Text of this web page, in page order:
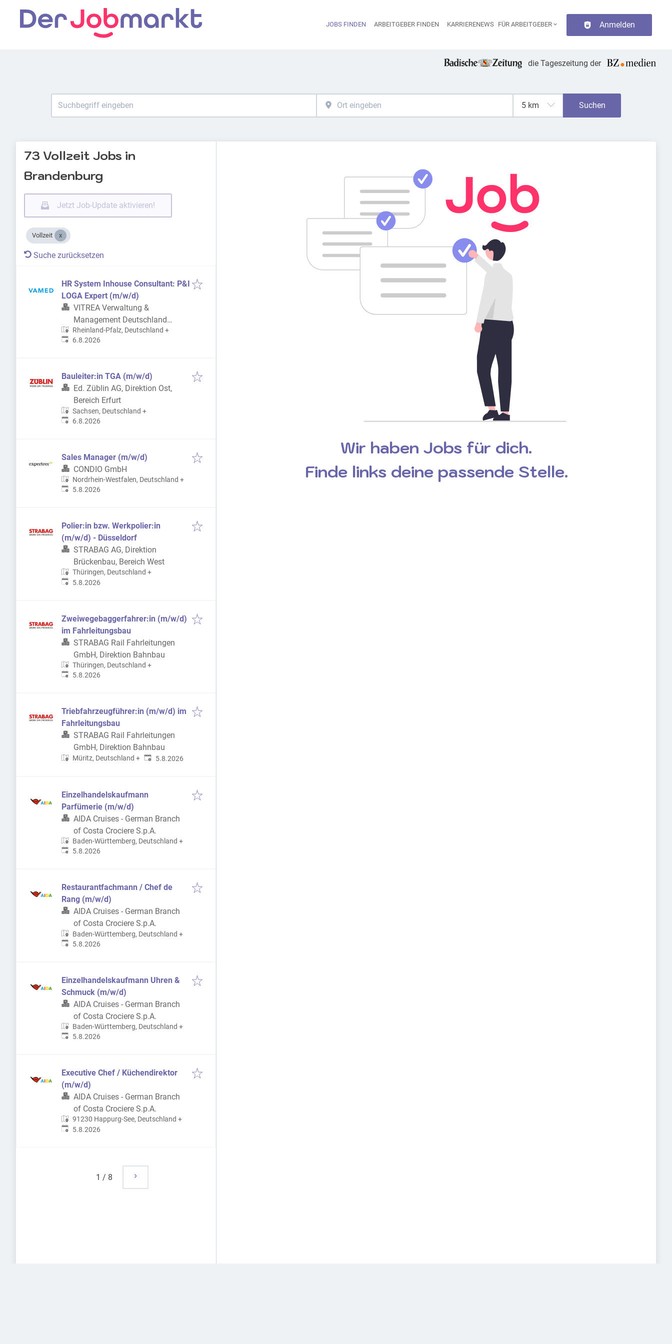
Haupt-Navigation
JOBS FINDEN ARBEITGEBER FINDEN KARRIERENEWS FÜR ARBEITGEBER Anmelden
die Tageszeitung der
Suchen
73 Vollzeit Jobs in
Brandenburg
Jetzt Job-Update aktivieren!
Vollzeit
Suche zurücksetzen
HR System Inhouse Consultant: P&I
LOGA Expert (m/w/d)
VITREA Verwaltung &
Management Deutschland
GmbH
Rheinland-Pfalz, Deutschland +
Veröffentlicht
6.8.2026
Bauleiter:in TGA (m/w/d)
Ed. Züblin AG, Direktion Ost,
Bereich Erfurt
Sachsen, Deutschland +
Veröffentlicht
6.8.2026
Sales Manager (m/w/d)
CONDIO GmbH
Nordrhein-Westfalen, Deutschland +
Veröffentlicht
5.8.2026
Polier:in bzw. Werkpolier:in
(m/w/d) - Düsseldorf
STRABAG AG, Direktion
Brückenbau, Bereich West
Thüringen, Deutschland +
Veröffentlicht
5.8.2026
Zweiwegebaggerfahrer:in (m/w/d)
im Fahrleitungsbau
STRABAG Rail Fahrleitungen
GmbH, Direktion Bahnbau
Thüringen, Deutschland +
Veröffentlicht
5.8.2026
Triebfahrzeugführer:in (m/w/d) im
Fahrleitungsbau
STRABAG Rail Fahrleitungen
GmbH, Direktion Bahnbau
Müritz, Deutschland + Veröffentlicht
5.8.2026
Einzelhandelskaufmann
Parfümerie (m/w/d)
AIDA Cruises - German Branch
of Costa Crociere S.p.A.
Baden-Württemberg, Deutschland +
Veröffentlicht
5.8.2026
Restaurantfachmann / Chef de
Rang (m/w/d)
AIDA Cruises - German Branch
of Costa Crociere S.p.A.
Baden-Württemberg, Deutschland +
Veröffentlicht
5.8.2026
Einzelhandelskaufmann Uhren &
Schmuck (m/w/d)
AIDA Cruises - German Branch
of Costa Crociere S.p.A.
Baden-Württemberg, Deutschland +
Veröffentlicht
5.8.2026
Executive Chef / Küchendirektor
(m/w/d)
AIDA Cruises - German Branch
of Costa Crociere S.p.A.
91230 Happurg-See, Deutschland +
Veröffentlicht
5.8.2026
1 / 8
Wir haben Jobs für dich.
Finde links deine passende Stelle.